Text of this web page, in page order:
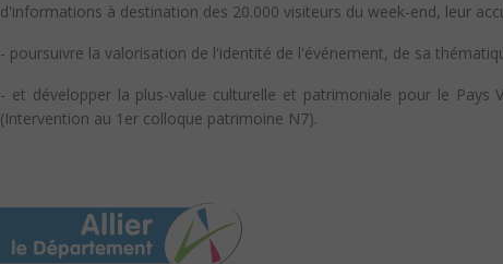
d'informations à destination des 20.000 visiteurs du week-end, leur
- poursuivre la valorisation de l'identité de l'événement, de sa
- et développer la plus-value culturelle et patrimoniale pour le Pays
(Intervention au 1er colloque patrimoine N7).